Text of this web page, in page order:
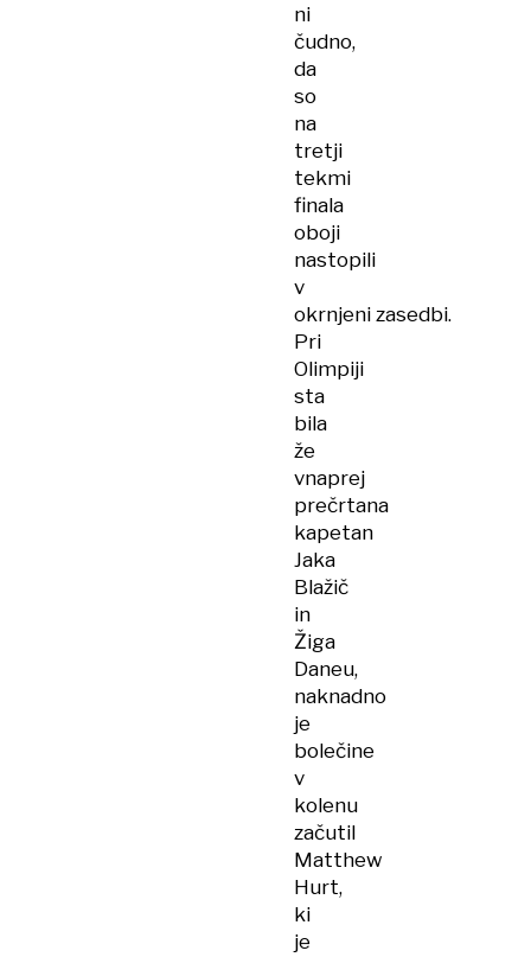
ni
čudno,
da
so
na
tretji
tekmi
finala
oboji
nastopili
v
okrnjeni zasedbi.
Pri
Olimpiji
sta
bila
že
vnaprej
prečrtana
kapetan
Jaka
Blažič
in
Žiga
Daneu,
naknadno
je
bolečine
v
kolenu
začutil
Matthew
Hurt,
ki
je